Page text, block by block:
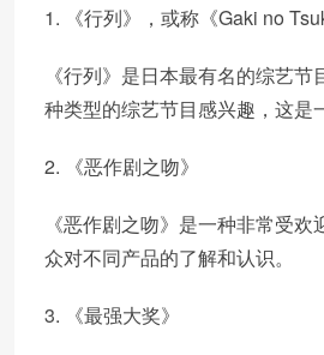
1. 《行列》，或称《Gaki no
《行列》是日本最有名的综艺
种类型的综艺节目感兴趣，这是
2. 《恶作剧之吻》
《恶作剧之吻》是一种非常受
众对不同产品的了解和认识。
3. 《最强大奖》